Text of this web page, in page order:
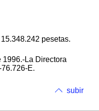
pesetas.
1996.-La Directora
E.
subir